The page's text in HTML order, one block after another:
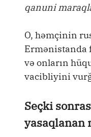
qanuni
O, həmçinin
Ermənistanda
və onların
vacibliyini
Seçki
yasaqlanan